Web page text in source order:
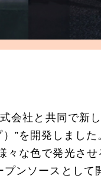
会社と共同で新
”を開発しまし
々な色で発光さ
ンソースとし